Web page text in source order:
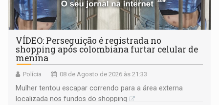
VÍDEO: Perseguição é registrada no
shopping após colombiana furtar celular de
menina
Polícia 08 de Agosto de 2026 às 21:33
Mulher tentou escapar correndo para a área externa
localizada nos fundos do shopping